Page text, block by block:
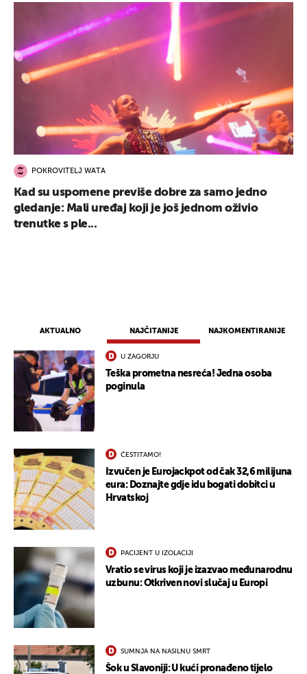
AKTUALNO NAJČITANIJE NAJKOMENTIRANIJE
U ZAGORJU
Teška prometna nesreća! Jedna osoba
poginula
ČESTITAMO!
Izvučen je Eurojackpot od čak 32,6 milijuna
eura: Doznajte gdje idu bogati dobitci u
Hrvatskoj
PACIJENT U IZOLACIJI
Vratio se virus koji je izazvao međunarodnu
uzbunu: Otkriven novi slučaj u Europi
SUMNJA NA NASILNU SMRT
Šok u Slavoniji: U kući pronađeno tijelo
POKROVITELJ WATA
Kad su uspomene previše dobre za samo jedno
gledanje: Mali uređaj koji je još jednom oživio
trenutke s ple...